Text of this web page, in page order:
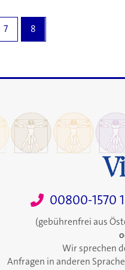
7 8
00800-1570
(gebührenfrei aus
Wir sprechen
Anfragen in anderen